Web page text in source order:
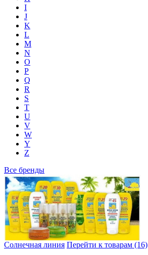
I
J
K
L
M
N
O
P
Q
R
S
T
U
V
W
Y
Z
Все бренды
Солнечная линия Перейти к товарам (16)